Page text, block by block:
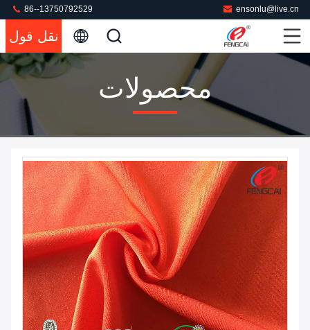
ensonlu@live.cn
86--13750792529
نقل قول
محصولات